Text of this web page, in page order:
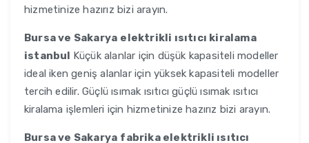
hizmetinize hazırız bizi arayın.
Bursa ve Sakarya elektrikli ısıtıcı kiralama
istanbul Küçük alanlar için düşük kapasiteli modeller
ideal iken geniş alanlar için yüksek kapasiteli modeller
tercih edilir. Güçlü ısımak ısıtıcı güçlü ısımak ısıtıcı
kiralama işlemleri için hizmetinize hazırız bizi arayın.
Bursa ve Sakarya fabrika elektrikli ısıtıcı